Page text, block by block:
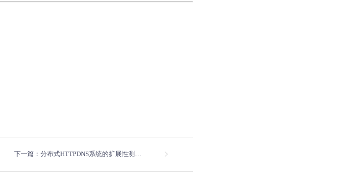
下一篇：分布式HTTPDNS系统的扩展性测试与优化